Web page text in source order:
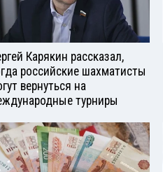
Карякин рассказал,
российские шахматисты
вернуться на
турниры